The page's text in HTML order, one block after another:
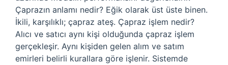
Çaprazın anlamı nedir? Eğik olarak üst üste binen.
İkili, karşılıklı; çapraz ateş. Çapraz işlem nedir?
Alıcı ve satıcı aynı kişi olduğunda çapraz işlem
gerçekleşir. Aynı kişiden gelen alım ve satım
emirleri belirli kurallara göre işlenir. Sistemde